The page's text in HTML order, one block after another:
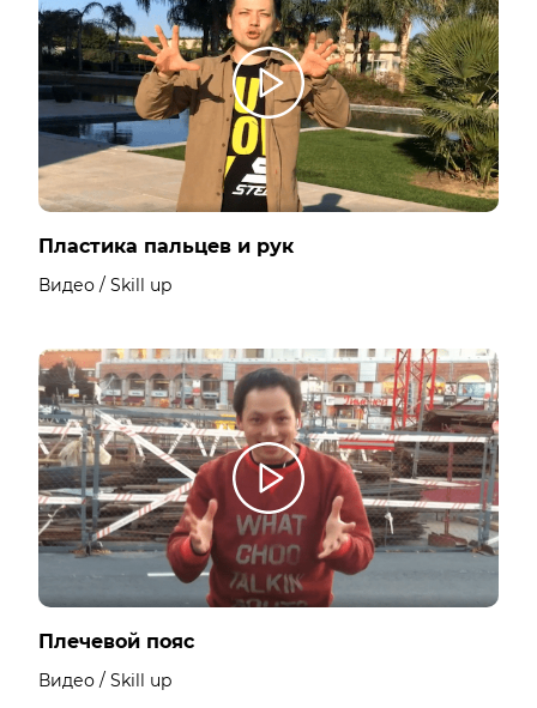
Пластика пальцев и рук
Видео / Skill up
Плечевой пояс
Видео / Skill up